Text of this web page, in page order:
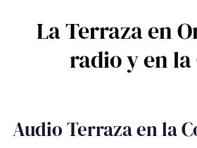
La Terraza en
radio y en la
Audio Terraza en la